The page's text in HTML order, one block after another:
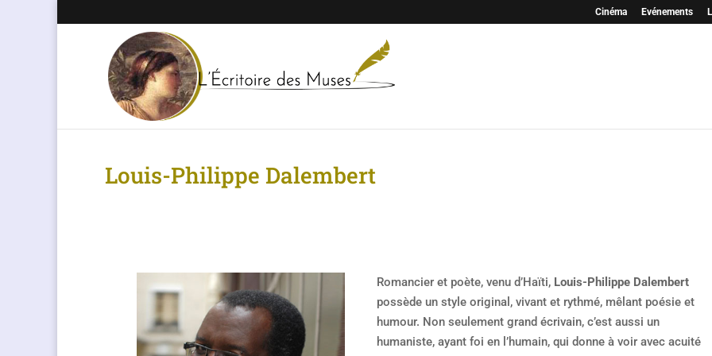
Cinéma Evénements
Louis-Philippe Dalembert
Romancier et poète, venu d’Haïti, Louis-Philippe Dalembert
possède un style original, vivant et rythmé, mêlant poésie et
humour. Non seulement grand écrivain, c’est aussi un
humaniste, ayant foi en l’humain, qui donne à voir avec acuité